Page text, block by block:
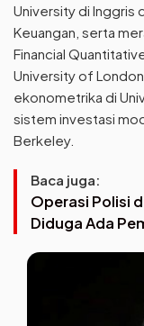
University di Inggris
Keuangan, serta
Financial
University of
ekonometrika di
sistem investasi
Berkeley.
Baca juga:
Operasi Polisi
Diduga Ada